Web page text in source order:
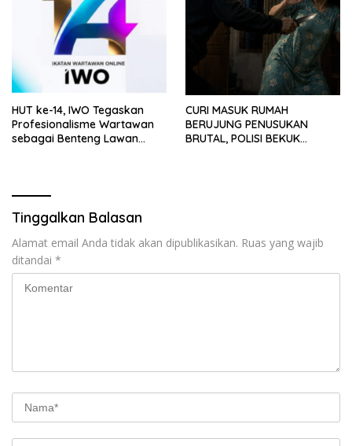
HUT ke-14, IWO Tegaskan
Profesionalisme Wartawan
sebagai Benteng Lawan
CURI MASUK RUMAH
BERUJUNG PENUSUKAN
BRUTAL, POLISI BEKUK
Tinggalkan Balasan
Alamat email Anda tidak akan dipublikasikan. Ruas yang wajib
ditandai *